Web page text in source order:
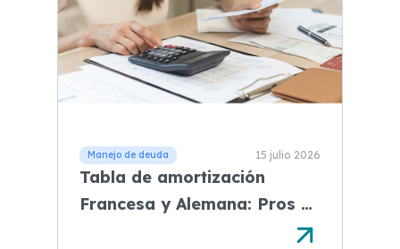
15 julio 2026
Tabla de amortización
Francesa y Alemana: Pros y